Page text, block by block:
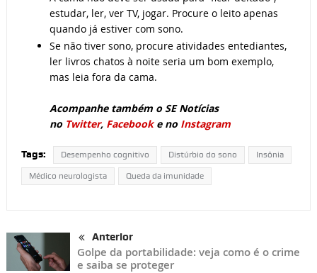
estudar, ler, ver TV, jogar. Procure o leito apenas
quando já estiver com sono.
Se não tiver sono, procure atividades entediantes,
ler livros chatos à noite seria um bom exemplo,
mas leia fora da cama.
Acompanhe também o SE Notícias
no Twitter, Facebooke no Instagram
Tags: Desempenho cognitivo Distúrbio do sono Insônia
Médico neurologista Queda da imunidade
Anterior
Golpe da portabilidade: veja como é o crime
e saiba se proteger